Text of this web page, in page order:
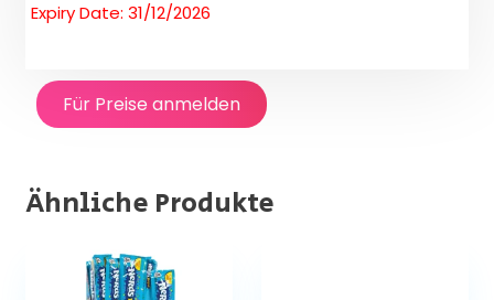
Expiry Date: 31/12/2026
Für Preise anmelden
Ähnliche Produkte